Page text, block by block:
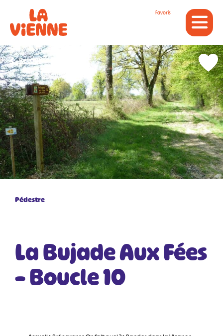
Favoris
Pédestre
La Bujade Aux Fées
– Boucle 10
Retour